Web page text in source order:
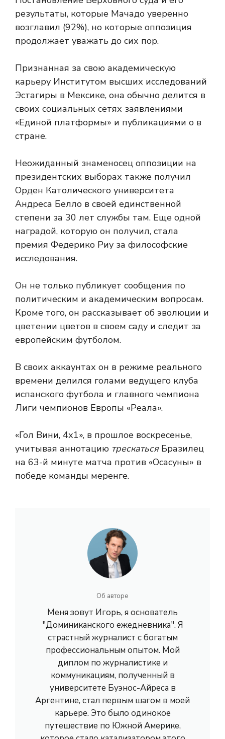
результаты, которые Мачадо уверенно
возглавил (92%), но которые оппозиция
продолжает уважать до сих пор.
Признанная за свою академическую
карьеру Институтом высших исследований
Эстагиры в Мексике, она обычно делится в
своих социальных сетях заявлениями
«Единой платформы» и публикациями о в
стране.
Неожиданный знаменосец оппозиции на
президентских выборах также получил
Орден Католического университета
Андреса Белло в своей единственной
степени за 30 лет службы там. Еще одной
наградой, которую он получил, стала
премия Федерико Риу за философские
исследования.
Он не только публикует сообщения по
политическим и академическим вопросам.
Кроме того, он рассказывает об эволюции и
цветении цветов в своем саду и следит за
европейским футболом.
В своих аккаунтах он в режиме реального
времени делился голами ведущего клуба
испанского футбола и главного чемпиона
Лиги чемпионов Европы «Реала».
«Гол Вини, 4х1», в прошлое воскресенье,
учитывая аннотацию трескатьсяБразилец
на 63-й минуте матча против «Осасуны» в
победе команды меренге.
Об авторе
Меня зовут Игорь, я основатель
"Доминиканского ежедневника". Я
страстный журналист с богатым
профессиональным опытом. Мой
диплом по журналистике и
коммуникациям, полученный в
университете Буэнос-Айреса в
Аргентине, стал первым шагом в моей
карьере. Это было одинокое
путешествие по Южной Америке,